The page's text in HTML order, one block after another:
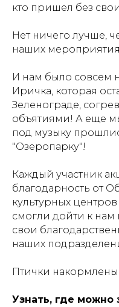
кто пришел без
Нет ничего лучше,
наших
И нам было совсем
Иричка, которая
Зеленограде,
объятиями! А еще
под музыку
"Озеропарку"!
Каждый участник
благодарность от
культурных центров
смогли дойти к нам
свои
наших
Птички
Узнать, где можно